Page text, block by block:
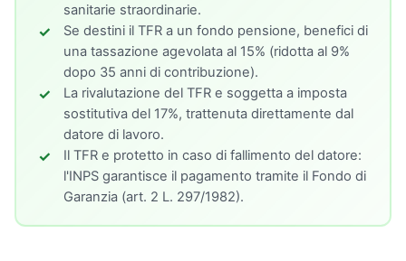
sanitarie straordinarie.
Se destini il TFR a un fondo pensione, benefici di
una tassazione agevolata al 15% (ridotta al 9%
dopo 35 anni di contribuzione).
La rivalutazione del TFR e soggetta a imposta
sostitutiva del 17%, trattenuta direttamente dal
datore di lavoro.
Il TFR e protetto in caso di fallimento del datore:
l'INPS garantisce il pagamento tramite il Fondo di
Garanzia (art. 2 L. 297/1982).